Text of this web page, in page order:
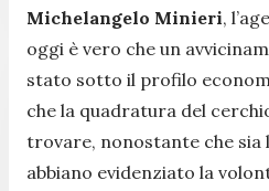
Michelangelo Minieri,
oggi è vero che un
stato sotto il profilo
che la quadratura del
trovare, nonostante che sia
abbiano evidenziato la